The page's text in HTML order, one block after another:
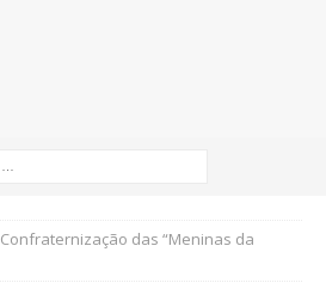
Confraternização das “Meninas da